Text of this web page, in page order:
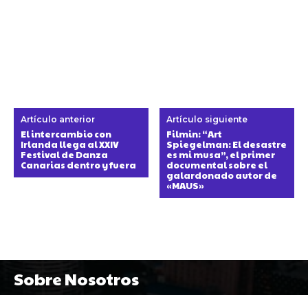
Artículo anterior
El intercambio con
Irlanda llega al XXIV
Festival de Danza
Canarias dentro y fuera
Artículo siguiente
Filmin: “Art
Spiegelman: El desastre
es mi musa”, el primer
documental sobre el
galardonado autor de
«MAUS»
Sobre Nosotros